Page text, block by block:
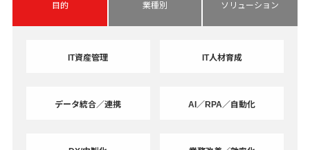
目的 業種別 ソリューション
IT資産管理 IT人材育成
データ統合／連携 AI／RPA／自動化